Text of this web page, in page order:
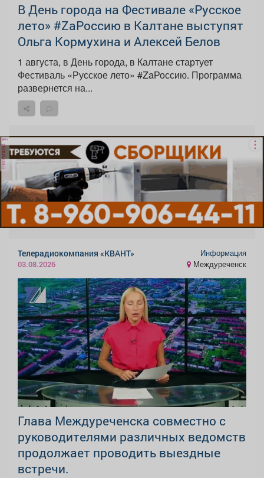
В День города на Фестивале «Русское
лето» #ZaРоссию в Калтане выступят
Ольга Кормухина и Алексей Белов
1 августа, в День города, в Калтане стартует
Фестиваль «Русское лето» #ZaРоссию. Программа
развернется на...
реклама
Телерадиокомпания «КВАНТ»
03.08.2026
Информация
Междуреченск
Глава Междуреченска совместно с
руководителями различных ведомств
продолжает проводить выездные
встречи.